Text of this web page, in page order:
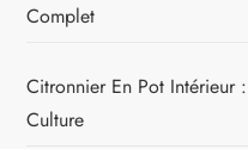
Complet
Citronnier En Pot Intérieur
Culture